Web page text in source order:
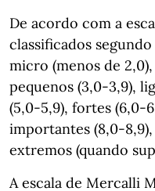
De acordo com a
classificados
micro (menos de
pequenos (3,0-3,9),
(5,0-5,9), fortes (6,0-
importantes (8,0-
extremos (quando
A escala de Mercalli